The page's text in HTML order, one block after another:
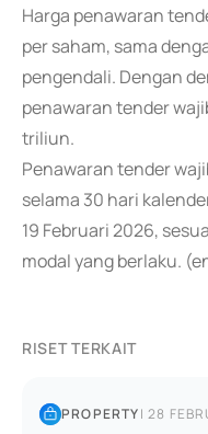
Harga penawaran
per saham, sama
pengendali. Dengan
penawaran tender
triliun.
Penawaran tender
selama 30 hari
19 Februari 2026,
modal yang berlaku.
RISET TERKAIT
PROPERTY|28